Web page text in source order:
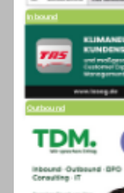
Inbound
Outbound